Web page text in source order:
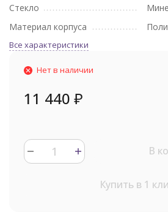
Стекло
Материал корпуса
Все характеристики
Нет в наличии
11 440 ₽
В
Купить в 1